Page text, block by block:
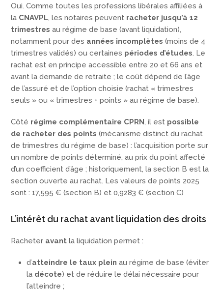
Oui. Comme toutes les professions libérales affiliées à
la CNAVPL, les notaires peuvent racheter jusqu’à 12
trimestres au régime de base (avant liquidation),
notamment pour des années incomplètes (moins de 4
trimestres validés) ou certaines périodes d’études. Le
rachat est en principe accessible entre 20 et 66 ans et
avant la demande de retraite ; le coût dépend de l’âge
de l’assuré et de l’option choisie (rachat « trimestres
seuls » ou « trimestres + points » au régime de base).
Côté régime complémentaire CPRN, il est possible
de racheter des points (mécanisme distinct du rachat
de trimestres du régime de base) : l’acquisition porte sur
un nombre de points déterminé, au prix du point affecté
d’un coefficient d’âge ; historiquement, la section B est la
section ouverte au rachat. Les valeurs de points 2025
sont : 17,595 € (section B) et 0,9283 € (section C)
L’intérêt du rachat avant liquidation des droits
Racheter avant la liquidation permet :
d’atteindre le taux plein au régime de base (éviter
la décote) et de réduire le délai nécessaire pour
l’atteindre ;